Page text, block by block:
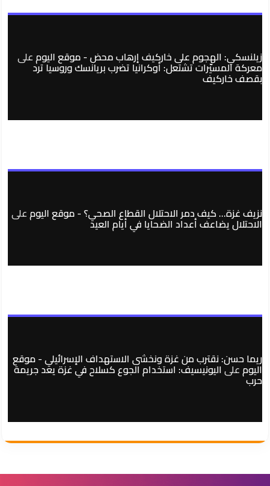
زيلنسكي: الهجوم على خاركيف إرهاب محض - موقع اليومعلى
معركة المسيّرات تشتعل: أوكرانيا تضرب بريانسك وروسيا ترد
بقصف خاركيف
نزيف غزة… كيف دمر الاحتلال القطاع الصحي؟ - موقع اليومعلى
الاحتلال يضاعف أعداد الضحايا في أيام العيد
ريما حسن: نقترب من غزة ونخشى الاستهداف الإسرائيلي - موقع
اليومعلىاليونيسيف: استخدام الجوع كسلاح في غزة يعد جريمة
حرب